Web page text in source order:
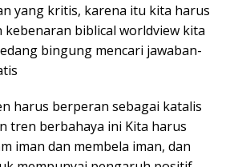
yang kritis, karena itu kita harus
kebenaran biblical worldview kita
bingung mencari jawaban-
harus berperan sebagai katalis
tren berbahaya ini Kita harus
iman dan membela iman, dan